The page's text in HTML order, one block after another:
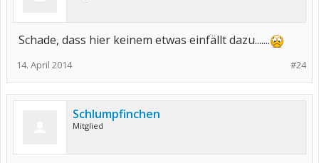
Schade, dass hier keinem etwas einfällt dazu.......
#24
14. April 2014
Schlumpfinchen
Mitglied